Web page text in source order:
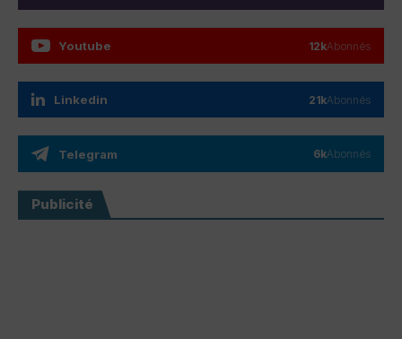
Youtube 12kAbonnés
Linkedin 21kAbonnés
Telegram 6kAbonnés
Publicité